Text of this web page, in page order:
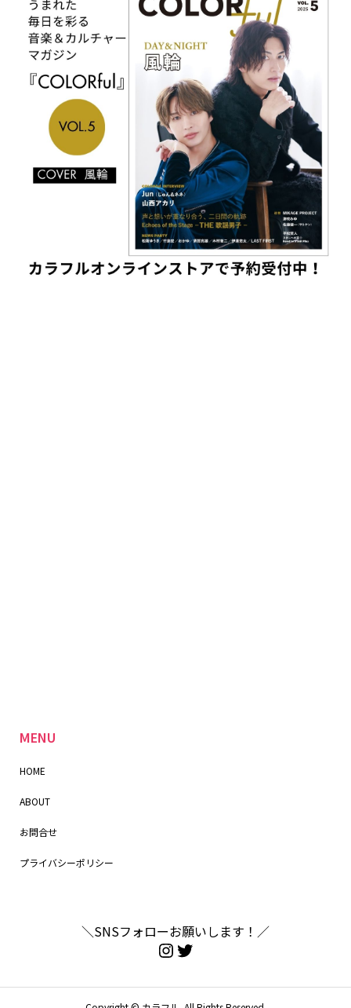
MENU
HOME
ABOUT
お問合せ
プライバシーポリシー
＼SNSフォローお願いします！／